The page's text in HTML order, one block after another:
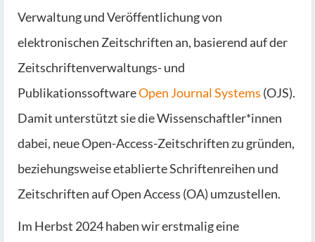
Verwaltung und Veröffentlichung von
elektronischen Zeitschriften an, basierend auf der
Zeitschriftenverwaltungs- und
PublikationssoftwareOpen Journal Systems (OJS).
Damit unterstützt sie die Wissenschaftler*innen
dabei, neue Open-Access-Zeitschriften zu gründen,
beziehungsweise etablierte Schriftenreihen und
Zeitschriften auf Open Access (OA) umzustellen.
Im Herbst 2024 haben wir erstmalig eine